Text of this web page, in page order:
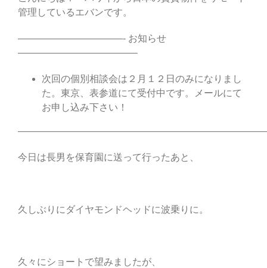
管理しているエバンです。
———————————- お知らせ
————————————–
次回の個別相談会は２月１２日のみになりまし
た。東京、表参道にて受付中です。メールにて
お申し込み下さい！
今日は長男を保育園に送って行ったあと、
久しぶりにダイヤモンドヘッドに波乗りに。
久々にショートで望みましたが、